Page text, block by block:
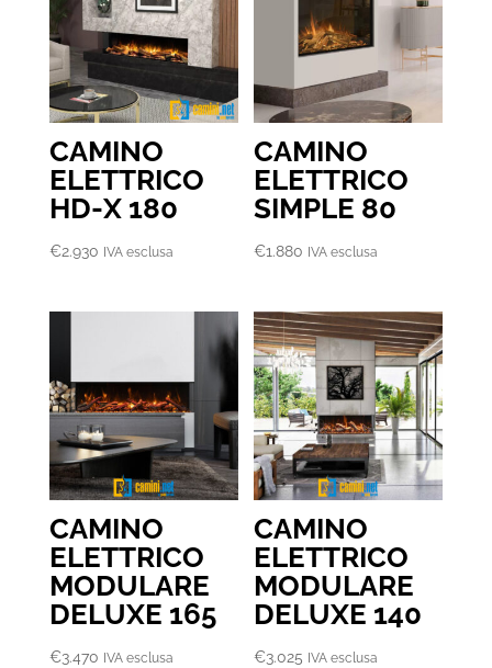
CAMINO
ELETTRICO
HD-X 180
€2.930 IVA esclusa
CAMINO
ELETTRICO
SIMPLE 80
€1.880 IVA esclusa
CAMINO
ELETTRICO
MODULARE
DELUXE 165
€3.470 IVA esclusa
CAMINO
ELETTRICO
MODULARE
DELUXE 140
€3.025 IVA esclusa